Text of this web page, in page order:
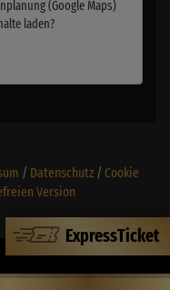
ExpressTicket
(Google Maps)
laden?
/ Datenschutz/ Cookie
Version